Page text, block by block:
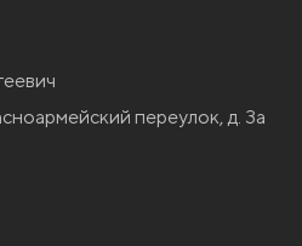
переулок, д. 3а